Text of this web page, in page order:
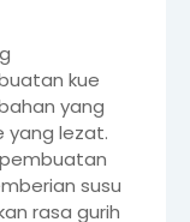
kue
yang
yang lezat.
susu
rasa gurih